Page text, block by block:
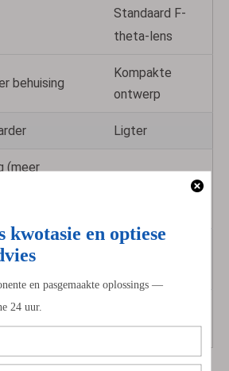
Standaard F-
theta-lens
behuising
Kompakte
ontwerp
Ligter
(meer
Begrotingsvrie
vir baie take